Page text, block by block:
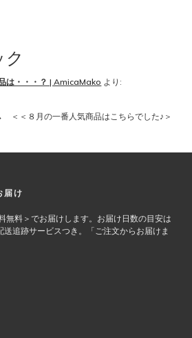
は・・・？ | AmicaMako より:
＜８月の一番人気商品はこちらでした♪＞
届け
無料＞でお届けします。お届け日数の目安は
追跡サービスつき。「ご注文からお届けま